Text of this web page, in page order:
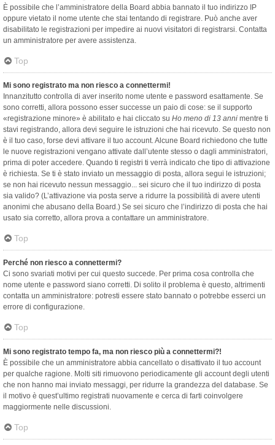
È possibile che l’amministratore della Board abbia bannato il tuo indirizzo IP
oppure vietato il nome utente che stai tentando di registrare. Può anche aver
disabilitato le registrazioni per impedire ai nuovi visitatori di registrarsi. Contatta
un amministratore per avere assistenza.
Top
Mi sono registrato ma non riesco a connettermi!
Innanzitutto controlla di aver inserito nome utente e password esattamente. Se
sono corretti, allora possono esser successe un paio di cose: se il supporto
«registrazione minore» è abilitato e hai cliccato su Ho meno di 13 anni mentre ti
stavi registrando, allora devi seguire le istruzioni che hai ricevuto. Se questo non
è il tuo caso, forse devi attivare il tuo account. Alcune Board richiedono che tutte
le nuove registrazioni vengano attivate dall’utente stesso o dagli amministratori,
prima di poter accedere. Quando ti registri ti verrà indicato che tipo di attivazione
è richiesta. Se ti è stato inviato un messaggio di posta, allora segui le istruzioni;
se non hai ricevuto nessun messaggio... sei sicuro che il tuo indirizzo di posta
sia valido? (L’attivazione via posta serve a ridurre la possibilità di avere utenti
anonimi che abusano della Board.) Se sei sicuro che l’indirizzo di posta che hai
usato sia corretto, allora prova a contattare un amministratore.
Top
Perché non riesco a connettermi?
Ci sono svariati motivi per cui questo succede. Per prima cosa controlla che
nome utente e password siano corretti. Di solito il problema è questo, altrimenti
contatta un amministratore: potresti essere stato bannato o potrebbe esserci un
errore di configurazione.
Top
Mi sono registrato tempo fa, ma non riesco più a connettermi?!
È possibile che un amministratore abbia cancellato o disattivato il tuo account
per qualche ragione. Molti siti rimuovono periodicamente gli account degli utenti
che non hanno mai inviato messaggi, per ridurre la grandezza del database. Se
il motivo è quest’ultimo registrati nuovamente e cerca di farti coinvolgere
maggiormente nelle discussioni.
Top